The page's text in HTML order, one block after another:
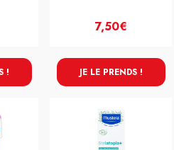
!
7,50€
JE LE PRENDS !